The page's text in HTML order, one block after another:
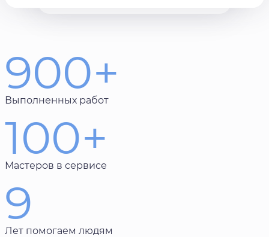
900+
Выполненных работ
100+
Мастеров в сервисе
9
Лет помогаем людям